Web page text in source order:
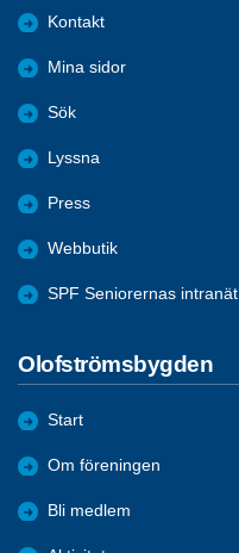
Kontakt
Mina sidor
Sök
Lyssna
Press
Webbutik
SPF Seniorernas intranät
Olofströmsbygden
Start
Om föreningen
Bli medlem